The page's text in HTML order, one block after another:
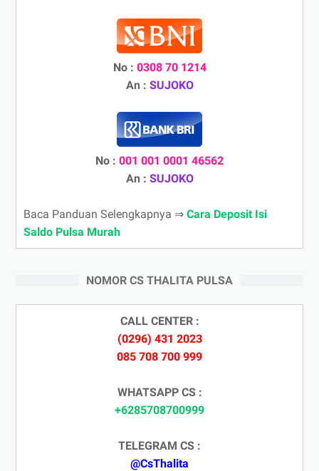
No : 0308 70 1214
An : SUJOKO
No : 001 001 0001 46562
An : SUJOKO
Baca Panduan Selengkapnya ⇒ Cara Deposit Isi
Saldo Pulsa Murah
NOMOR CS THALITA PULSA
CALL CENTER :
(0296) 431 2023
085 708 700 999
WHATSAPP CS :
+6285708700999
TELEGRAM CS :
@CsThalita